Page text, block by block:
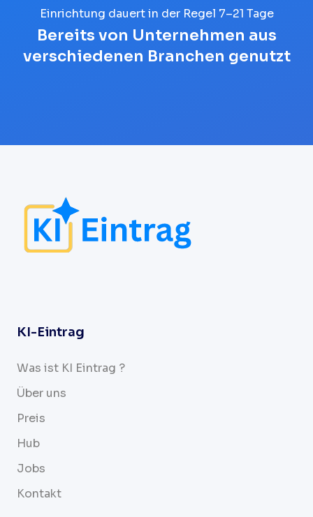
Einrichtung dauert in der Regel 7–21 Tage
Bereits von Unternehmen aus
verschiedenen Branchen genutzt
KI-Eintrag
Was ist KI Eintrag ?
Über uns
Preis
Hub
Jobs
Kontakt